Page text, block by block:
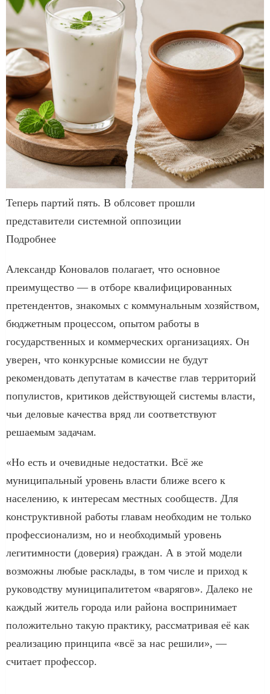
Теперь партий пять. В облсовет прошли
представители системной оппозиции
Подробнее
Александр Коновалов полагает, что основное
преимущество — в отборе квалифицированных
претендентов, знакомых с коммунальным хозяйством,
бюджетным процессом, опытом работы в
государственных и коммерческих организациях. Он
уверен, что конкурсные комиссии не будут
рекомендовать депутатам в качестве глав территорий
популистов, критиков действующей системы власти,
чьи деловые качества вряд ли соответствуют
решаемым задачам.
«Но есть и очевидные недостатки. Всё же
муниципальный уровень власти ближе всего к
населению, к интересам местных сообществ. Для
конструктивной работы главам необходим не только
профессионализм, но и необходимый уровень
легитимности (доверия) граждан. А в этой модели
возможны любые расклады, в том числе и приход к
руководству муниципалитетом «варягов». Далеко не
каждый житель города или района воспринимает
положительно такую практику, рассматривая её как
реализацию принципа «всё за нас решили», —
считает профессор.